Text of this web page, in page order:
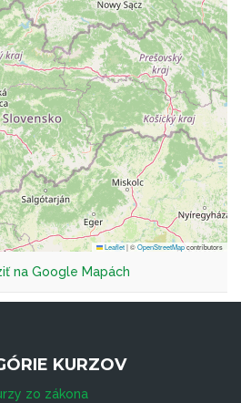
Leaflet|©OpenStreetMapcontributors
na Google Mapách
KURZOV
zo zákona